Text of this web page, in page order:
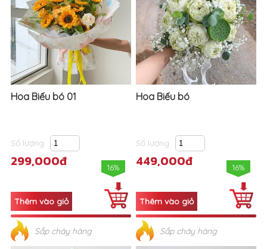
Hoa Biếu bó 01
Số lượng
299,000đ 16%
Sắp cháy hàng
Hoa Biếu bó
Số lượng
449,000đ 16%
Sắp cháy hàng